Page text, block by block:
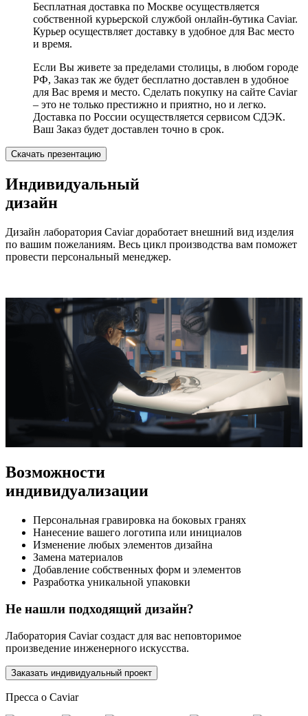
Бесплатная доставка по Москве осуществляется
собственной курьерской службой онлайн-бутика Caviar.
Курьер осуществляет доставку в удобное для Вас место
и время.
Если Вы живете за пределами столицы, в любом городе
РФ, Заказ так же будет бесплатно доставлен в удобное
для Вас время и место. Сделать покупку на сайте Caviar
– это не только престижно и приятно, но и легко.
Доставка по России осуществляется сервисом СДЭК.
Ваш Заказ будет доставлен точно в срок.
Скачать презентацию
Индивидуальный
дизайн
Дизайн лаборатория Caviar доработает внешний вид изделия
по вашим пожеланиям. Весь цикл производства вам поможет
провести персональный менеджер.
Возможности
индивидуализации
Персональная гравировка на боковых гранях
Нанесение вашего логотипа или инициалов
Изменение любых элементов дизайна
Замена материалов
Добавление собственных форм и элементов
Разработка уникальной упаковки
Не нашли подходящий дизайн?
Лаборатория Caviar создаст для вас неповторимое
произведение инженерного искусства.
Заказать индивидуальный проект
Пресса о Caviar